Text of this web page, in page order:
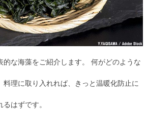
的な海藻をご紹介します。 何がどのような
料理に取り入れれば、きっと温暖化防止に
はずです。